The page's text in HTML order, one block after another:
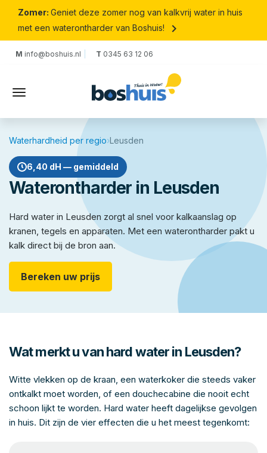
Zomer: Geniet deze zomer nog van kalkvrij water in huis
met een waterontharder van Boshuis!
keyboard_arrow_right
M info@boshuis.nl T 0345 63 12 06
Waterhardheid per regio›Leusden
6,40 dH — gemiddeld
Waterontharder in Leusden
Hard water in Leusden zorgt al snel voor kalkaanslag op
kranen, tegels en apparaten. Met een waterontharder pakt u
kalk direct bij de bron aan.
Bereken uw prijs
Wat merkt u van hard water in Leusden?
Witte vlekken op de kraan, een waterkoker die steeds vaker
ontkalkt moet worden, of een douchecabine die nooit echt
schoon lijkt te worden. Hard water heeft dagelijkse gevolgen
in huis. Dit zijn de vier effecten die u het meest tegenkomt: